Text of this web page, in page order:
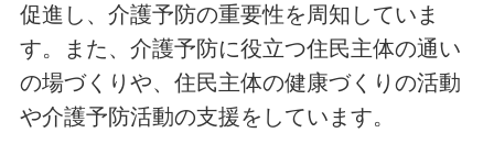
促進し、介護予防の重要性を周知していま
す。また、介護予防に役立つ住民主体の通い
の場づくりや、住民主体の健康づくりの活動
や介護予防活動の支援をしています。